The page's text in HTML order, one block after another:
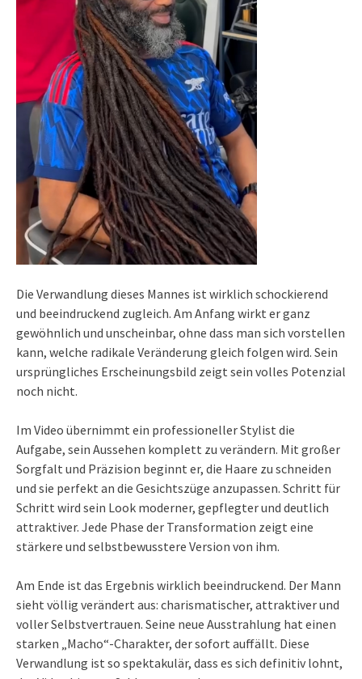
Die Verwandlung dieses Mannes ist wirklich schockierend
und beeindruckend zugleich. Am Anfang wirkt er ganz
gewöhnlich und unscheinbar, ohne dass man sich vorstellen
kann, welche radikale Veränderung gleich folgen wird. Sein
ursprüngliches Erscheinungsbild zeigt sein volles Potenzial
noch nicht.
Im Video übernimmt ein professioneller Stylist die
Aufgabe, sein Aussehen komplett zu verändern. Mit großer
Sorgfalt und Präzision beginnt er, die Haare zu schneiden
und sie perfekt an die Gesichtszüge anzupassen. Schritt für
Schritt wird sein Look moderner, gepflegter und deutlich
attraktiver. Jede Phase der Transformation zeigt eine
stärkere und selbstbewusstere Version von ihm.
Am Ende ist das Ergebnis wirklich beeindruckend. Der Mann
sieht völlig verändert aus: charismatischer, attraktiver und
voller Selbstvertrauen. Seine neue Ausstrahlung hat einen
starken „Macho“-Charakter, der sofort auffällt. Diese
Verwandlung ist so spektakulär, dass es sich definitiv lohnt,